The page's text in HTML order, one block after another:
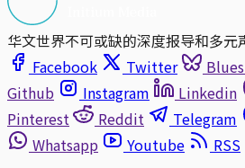
华文世界不可或缺的深度报导和多元
Facebook
Twitter
Github
Instagram Linkedin
Pinterest
Reddit Telegram
Whatsapp
Youtube
RSS